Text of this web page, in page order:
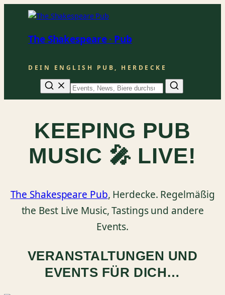
The Shakespeare · Pub
DEIN ENGLISH PUB, HERDECKE
Suche
KEEPING PUB
MUSIC 🎤 LIVE!
The Shakespeare Pub, Herdecke. Regelmäßig
the Best Live Music, Tastings und andere
Events.
VERANSTALTUNGEN UND
EVENTS FÜR DICH…